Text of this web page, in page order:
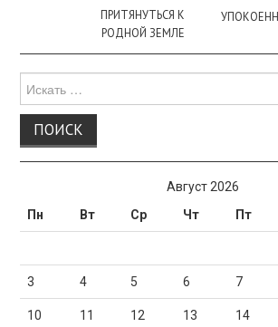
ПРИТЯНУТЬСЯ К
РОДНОЙ ЗЕМЛЕ
для:
Август 2026
Пн
Вт Ср Чт Пт
3 4 5 6 7
10 11 12 13 14